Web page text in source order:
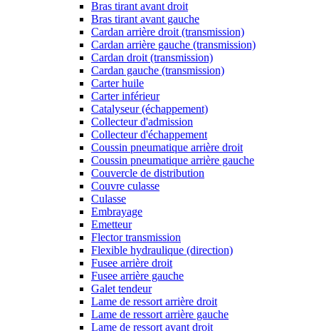
Bras tirant avant droit
Bras tirant avant gauche
Cardan arrière droit (transmission)
Cardan arrière gauche (transmission)
Cardan droit (transmission)
Cardan gauche (transmission)
Carter huile
Carter inférieur
Catalyseur (échappement)
Collecteur d'admission
Collecteur d'échappement
Coussin pneumatique arrière droit
Coussin pneumatique arrière gauche
Couvercle de distribution
Couvre culasse
Culasse
Embrayage
Emetteur
Flector transmission
Flexible hydraulique (direction)
Fusee arrière droit
Fusee arrière gauche
Galet tendeur
Lame de ressort arrière droit
Lame de ressort arrière gauche
Lame de ressort avant droit